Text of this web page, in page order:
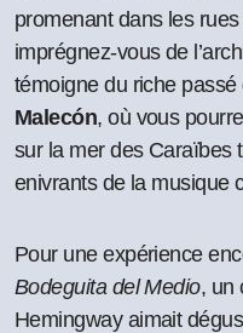
promenant dans les
imprégnez-vous de
témoigne du riche
Malecón, où vous
sur la mer des Caraïbes
enivrants de la musique
Pour une expérience
Bodeguita del Medio, un
Hemingway aimait